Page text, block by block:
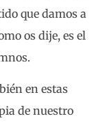
que damos a
os dije, es el
en estas
de nuestro